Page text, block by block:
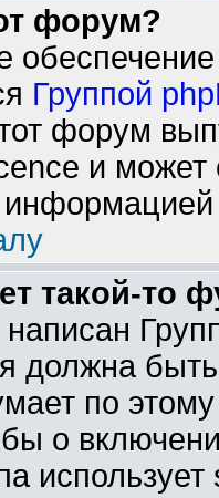
форум?
Группой
форум
и может
такой-то
должна
по
о